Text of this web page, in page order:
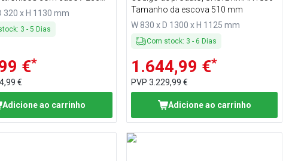
320 x H 1130 mm
: 3 -5 Dias
€*
€
Adicione ao carrinho
Tamanho da escova 510 mm
W 830 x D 1300 x H 1125 mm
Com stock: 3 - 6 Dias
1.644,99 €*
PVP 3.229,99 €
Adicione ao carrinho